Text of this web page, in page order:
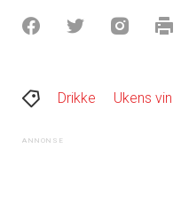
Drikke Ukens vin